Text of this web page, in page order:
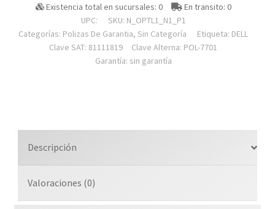
Garantia
Para
Optiplex
Desktops
Bus
Day)
Existencia total en sucursales: 0
En transito: 0
UPC:
SKU: N_OPTL1_N1_P1
Categorías: Polizas De Garantia, Sin Categoría Etiqueta: DELL
Clave SAT: 81111819
Clave Alterna: POL-7701
Garantía: sin garantía
Descripción
Valoraciones (0)